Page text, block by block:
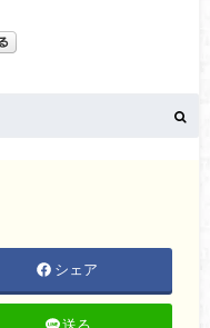
シェア